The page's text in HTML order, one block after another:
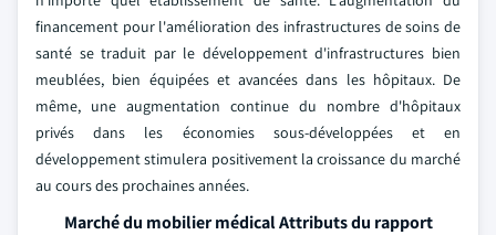
financement pour l'amélioration des infrastructures de soins de
santé se traduit par le développement d'infrastructures bien
meublées, bien équipées et avancées dans les hôpitaux. De
même, une augmentation continue du nombre d'hôpitaux
privés dans les économies sous-développées et en
développement stimulera positivement la croissance du marché
au cours des prochaines années.
Marché du mobilier médical Attributs du rapport